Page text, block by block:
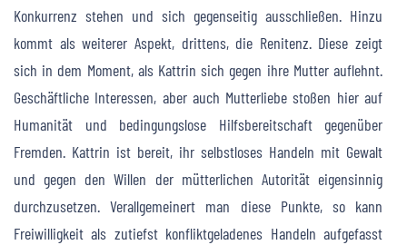
Konkurrenz stehen und sich gegenseitig ausschließen. Hinzu
kommt als weiterer Aspekt, drittens, die Renitenz. Diese zeigt
sich in dem Moment, als Kattrin sich gegen ihre Mutter auflehnt.
Geschäftliche Interessen, aber auch Mutterliebe stoßen hier auf
Humanität und bedingungslose Hilfsbereitschaft gegenüber
Fremden. Kattrin ist bereit, ihr selbstloses Handeln mit Gewalt
und gegen den Willen der mütterlichen Autorität eigensinnig
durchzusetzen. Verallgemeinert man diese Punkte, so kann
Freiwilligkeit als zutiefst konfliktgeladenes Handeln aufgefasst